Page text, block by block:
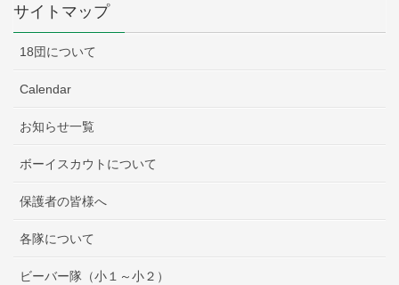
サイトマップ
18団について
Calendar
お知らせ一覧
ボーイスカウトについて
保護者の皆様へ
各隊について
ビーバー隊（小１～小２）